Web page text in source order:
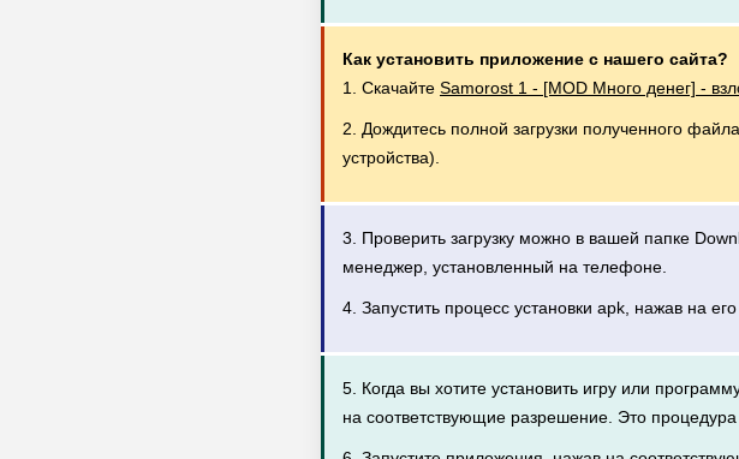
Как установить приложение с нашего сайта?
1. Скачайте Samorost 1 - [MOD Много денег] -
2. Дождитесь полной загрузки полученного
устройства).
3. Проверить загрузку можно в вашей папке
менеджер, установленный на телефоне.
4. Запустить процесс установки apk, нажав на
5. Когда вы хотите установить игру или
на соответствующие разрешение. Это процедура